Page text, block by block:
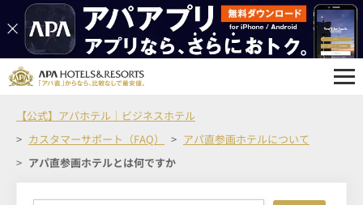
【公式】アパホテル｜ビジネスホテル
カスタマーサポート（FAQ）
アパ直参画ホテルについて
アパ直参画ホテルとは何ですか